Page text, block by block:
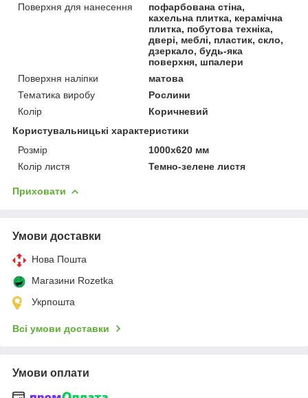
Поверхня для нанесення
пофарбована стіна,
кахельна плитка, керамічна
плитка, побутова техніка,
двері, меблі, пластик, скло,
дзеркало, будь-яка
поверхня, шпалери
Поверхня наліпки
матова
Тематика виробу
Рослини
Колір
Коричневий
Користувальницькі характеристики
Розмір
1000х620 мм
Колір листя
Темно-зелене листя
Приховати
Умови доставки
Нова Пошта
Магазини Rozetka
Укрпошта
Всі умови доставки
Умови оплати